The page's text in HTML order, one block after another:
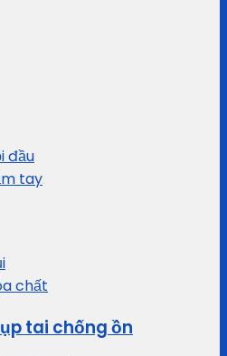
đầu
tay
chất
tai chống ồn